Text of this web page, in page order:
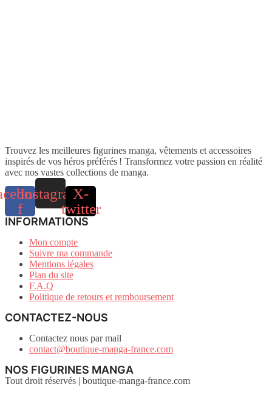
Trouvez les meilleures figurines manga, vêtements et accessoires
inspirés de vos héros préférés ! Transformez votre passion en réalité
avec nos vastes collections de manga.
f
InstagramX-
twitter
INFORMATIONS
Mon compte
Suivre ma commande
Mentions légales
Plan du site
F.A.Q
Politique de retours et remboursement
CONTACTEZ-NOUS
Contactez nous par mail
contact@boutique-manga-france.com
NOS FIGURINES MANGA
Tout droit réservés | boutique-manga-france.com